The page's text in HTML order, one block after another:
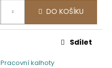
DO KOŠÍKU
Pracovní kalhoty
Sdílet